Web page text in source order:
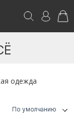
одежда
По умолчанию